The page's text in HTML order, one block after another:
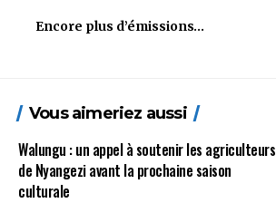
Encore plus d’émissions…
Vous aimeriez aussi
Walungu : un appel à soutenir les agriculteurs
de Nyangezi avant la prochaine saison
culturale